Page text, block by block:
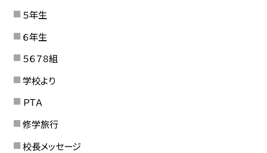
５年生
６年生
５６７８組
学校より
ＰＴＡ
修学旅行
校長メッセージ